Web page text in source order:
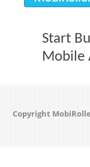
Start
Mobile
Copyright